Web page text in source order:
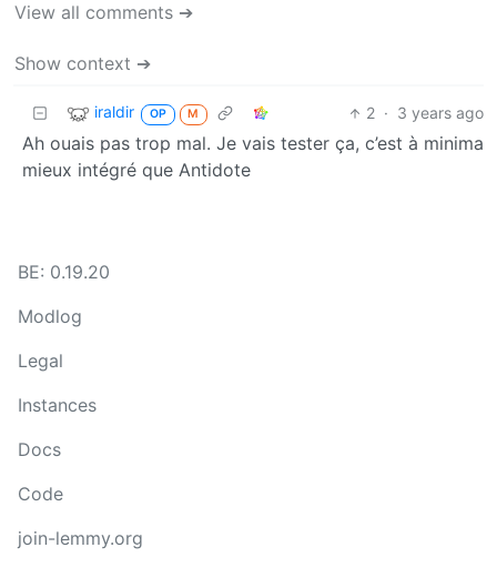
View all comments ➔
Show context ➔
iraldir OP M 2 · 3 years ago
Ah ouais pas trop mal. Je vais tester ça, c’est à minima
mieux intégré que Antidote
BE: 0.19.20
Modlog
Legal
Instances
Docs
Code
join-lemmy.org